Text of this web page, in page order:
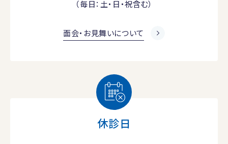
（毎日：土・日・祝含む）
面会・お見舞いについて
休診日